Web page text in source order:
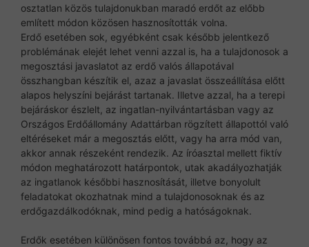
osztatlan közös tulajdonukban maradó erdőt az előbb
említett módon közösen hasznosították volna.
Erdő esetében sok, egyébként csak később jelentkező
problémának elejét lehet venni azzal is, ha a tulajdonosok a
megosztási javaslatot az erdő valós állapotával
összhangban készítik el, azaz a javaslat összeállítása előtt
alapos helyszíni bejárást tartanak. Illetve azzal, ha a terepi
bejáráskor észlelt, az ingatlan-nyilvántartásban vagy az
Országos Erdőállomány Adattárban rögzített állapottól való
eltéréseket már a megosztás előtt, vagy ha arra mód van,
akkor annak részeként rendezik. Az íróasztal mellett fiktív
módon meghatározott határpontok, utak akadályozhatják
az ingatlanok későbbi hasznosítását, illetve bonyolult
feladatokat okozhatnak mind a tulajdonosoknak és az
erdőgazdálkodóknak, mind pedig a hatóságoknak.
Erdők esetében különösen fontos továbbá az, hogy az